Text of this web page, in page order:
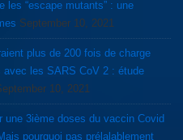
les “escape mutants” : une
September 10, 2021
plus de 200 fois de charge
les SARS CoV 2 : étude
10, 2021
une 3ième doses du vaccin Covid
pourquoi pas prélalablement